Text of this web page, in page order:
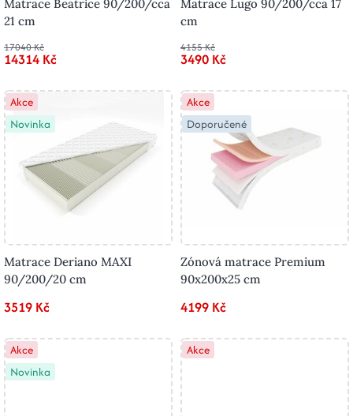
Matrace Beatrice 90/200/cca
21 cm
17040 Kč
14314 Kč
Matrace Lugo 90/200/cca 17
cm
4155 Kč
3490 Kč
Akce
Novinka
Matrace Deriano MAXI
90/200/20 cm
3519 Kč
Akce
Doporučené
Zónová matrace Premium
90x200x25 cm
4199 Kč
Akce
Novinka
Akce